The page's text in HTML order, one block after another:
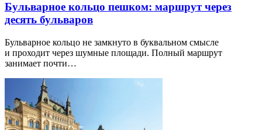
Бульварное кольцо пешком: маршрут через
десять бульваров
Бульварное кольцо не замкнуто в буквальном смысле
и проходит через шумные площади. Полный маршрут
занимает почти…